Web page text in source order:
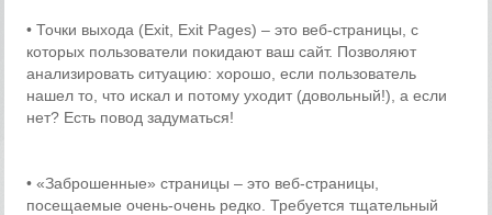
• Точки выхода (Exit, Exit Pages) – это веб-страницы, с
которых пользователи покидают ваш сайт. Позволяют
анализировать ситуацию: хорошо, если пользователь
нашел то, что искал и потому уходит (довольный!), а если
нет? Есть повод задуматься!
• «Заброшенные» страницы – это веб-страницы,
посещаемые очень-очень редко. Требуется тщательный